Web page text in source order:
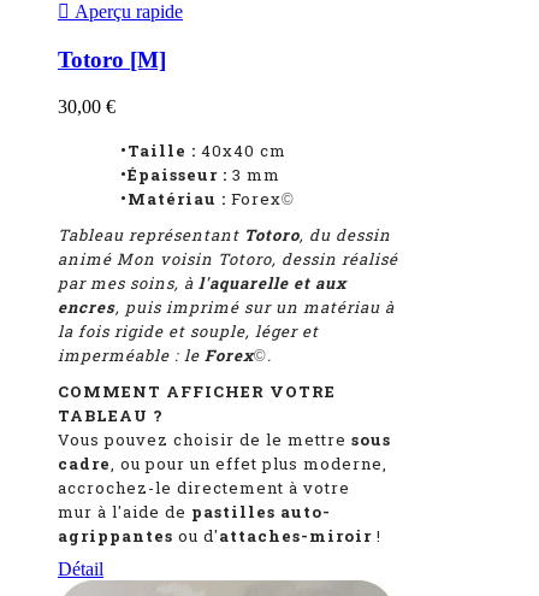
 Aperçu rapide
Totoro [M]
30,00 €
•Taille : 40x40 cm
•Épaisseur : 3 mm
•Matériau : Forex©
Tableau représentant Totoro, du dessin
animé Mon voisin Totoro, dessin réalisé
par mes soins, à l'aquarelle et aux
encres, puis imprimé sur un matériau à
la fois rigide et souple, léger et
imperméable : le Forex©.
COMMENT AFFICHER VOTRE
TABLEAU ?
Vous pouvez choisir de le mettre sous
cadre, ou pour un effet plus moderne,
accrochez-le directement à votre
mur à l'aide de pastilles auto-
agrippantes ou d'attaches-miroir !
Détail